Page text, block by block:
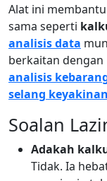
Alat ini
sama seperti
analisis data
berkaitan dengan
analisis
selang keyakinan
Soalan
Adakah
Tidak. Ia